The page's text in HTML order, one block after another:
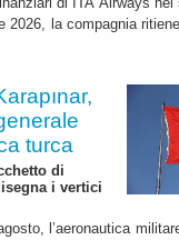
2026, la compagnia
turca
di
i vertici
l’aeronautica